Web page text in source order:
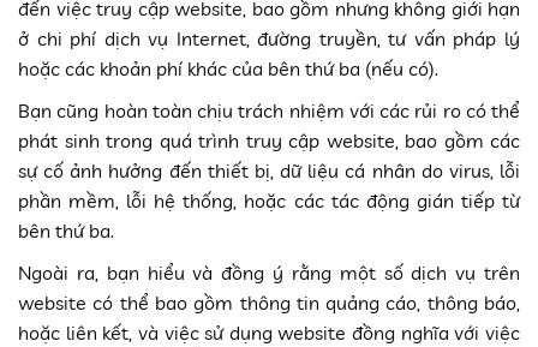
đến việc truy cập website, bao gồm nhưng không giới hạn
ở chi phí dịch vụ Internet, đường truyền, tư vấn pháp lý
hoặc các khoản phí khác của bên thứ ba (nếu có).
Bạn cũng hoàn toàn chịu trách nhiệm với các rủi ro có thể
phát sinh trong quá trình truy cập website, bao gồm các
sự cố ảnh hưởng đến thiết bị, dữ liệu cá nhân do virus, lỗi
phần mềm, lỗi hệ thống, hoặc các tác động gián tiếp từ
bên thứ ba.
Ngoài ra, bạn hiểu và đồng ý rằng một số dịch vụ trên
website có thể bao gồm thông tin quảng cáo, thông báo,
hoặc liên kết, và việc sử dụng website đồng nghĩa với việc